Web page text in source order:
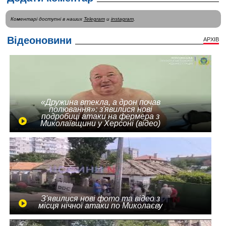
Коментарі доступні в наших Telegramи instagram.
Відеоновини АРХІВ
«Дружина втекла, а дрон почав
полювання»: з'явилися нові
подробиці атаки на фермера з
Миколаївщини у Херсоні (відео)
З'явилися нові фото та відео з
місця нічної атаки по Миколаєву